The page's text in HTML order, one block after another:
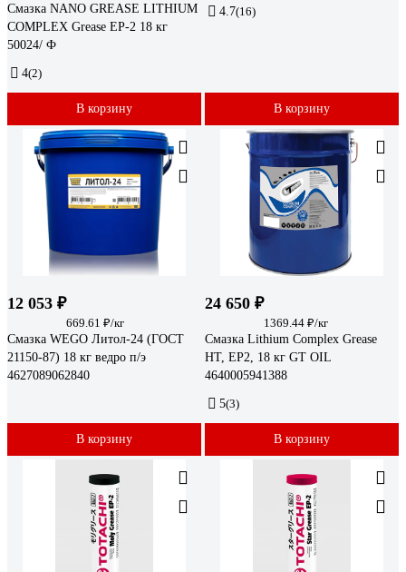
Смазка NANO GREASE LITHIUM
COMPLEX Grease EP-2 18 кг
50024/ Ф
4(2)
В корзину
4.7(16)
В корзину
12 053 ₽
669.61 ₽/кг
Смазка WEGO Литол-24 (ГОСТ
21150-87) 18 кг ведро п/э
4627089062840
В корзину
24 650 ₽
1369.44 ₽/кг
Смазка Lithium Complex Grease
HT, EP2, 18 кг GT OIL
4640005941388
5(3)
В корзину